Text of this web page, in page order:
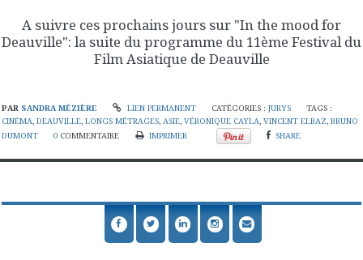
A suivre ces prochains jours sur "In the mood for
Deauville": la suite du programme du 11ème Festival du
Film Asiatique de Deauville
PAR SANDRA MÉZIÈRE LIEN PERMANENT CATÉGORIES :JURYS
TAGS :
CINÉMA, DEAUVILLE, LONGS MÉTRAGES, ASIE, VÉRONIQUE CAYLA, VINCENT ELBAZ, BRUNO
DUMONT
0 COMMENTAIRE IMPRIMER SHARE